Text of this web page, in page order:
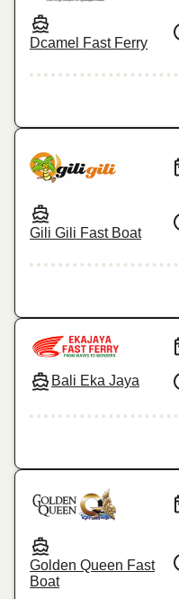
Dcamel Fast Ferry
Gili Gili Fast Boat
Bali Eka Jaya
Golden Queen Fast
Boat